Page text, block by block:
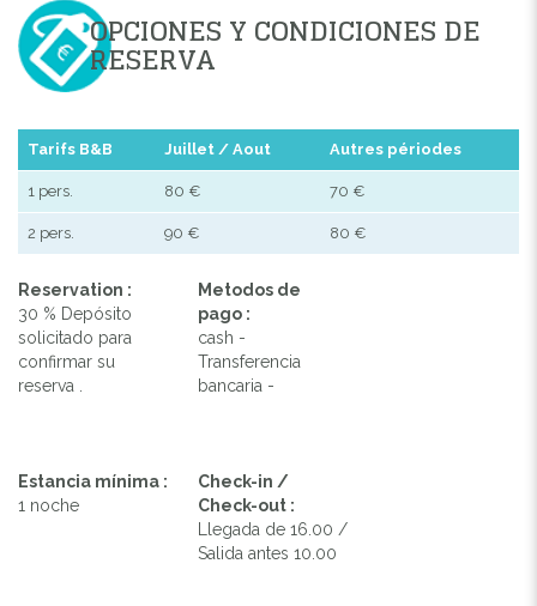
OPCIONES Y CONDICIONES DE
RESERVA
Tarifs B&B Juillet / Aout Autres périodes
1 pers. 80 € 70 €
2 pers. 90 € 80 €
Reservation :
30 % Depósito
solicitado para
confirmar su
reserva .
Metodos de
pago :
cash -
Transferencia
bancaria -
Estancia mínima :
1 noche
Check-in /
Check-out :
Llegada de 16.00 /
Salida antes 10.00